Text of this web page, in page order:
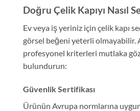
Doğru Çelik Kapıyı Nasıl
Ev veya iş yeriniz için çelik kapı
görsel beğeni yeterli olmayabilir.
profesyonel kriterleri mutlaka
bulundurun:
Güvenlik Sertifikası
Ürünün Avrupa normlarına